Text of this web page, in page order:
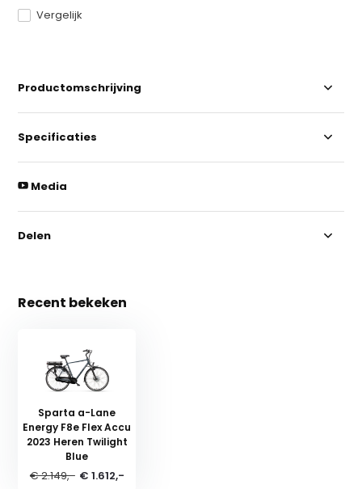
Vergelijk
Productomschrijving
Specificaties
Media
Delen
Recent bekeken
Sparta a-Lane
Energy F8e Flex Accu
2023 Heren Twilight
Blue
€ 2.149,- € 1.612,-